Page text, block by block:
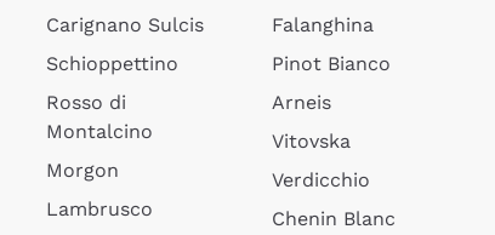
Carignano Sulcis
Schioppettino
Rosso di
Montalcino
Morgon
Lambrusco
Falanghina
Pinot Bianco
Arneis
Vitovska
Verdicchio
Chenin Blanc